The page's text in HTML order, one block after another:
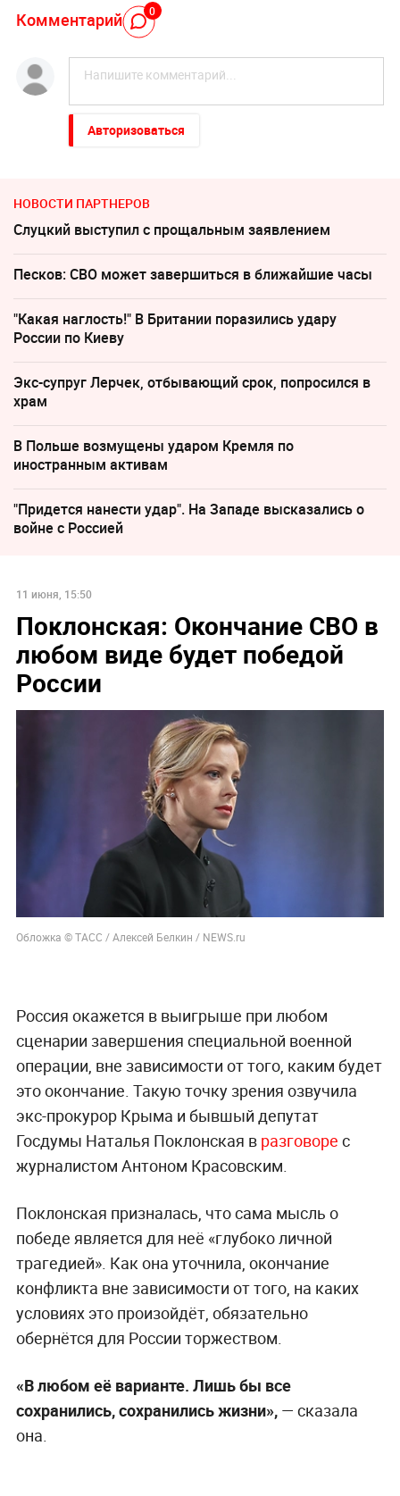
Комментарий 0
Авторизоваться
НОВОСТИ ПАРТНЕРОВ
Слуцкий выступил с прощальным заявлением
Песков: СВО может завершиться в ближайшие часы
"Какая наглость!" В Британии поразились удару
России по Киеву
Экс-супруг Лерчек, отбывающий срок, попросился в
храм
В Польше возмущены ударом Кремля по
иностранным активам
"Придется нанести удар". На Западе высказались о
войне с Россией
11 июня, 15:50
Поклонская: Окончание СВО в
любом виде будет победой
России
Обложка © ТАСС / Алексей Белкин / NEWS.ru
Россия окажется в выигрыше при любом
сценарии завершения специальной военной
операции, вне зависимости от того, каким будет
это окончание. Такую точку зрения озвучила
экс-прокурор Крыма и бывшый депутат
Госдумы Наталья Поклонская в разговоре с
журналистом Антоном Красовским.
Поклонская призналась, что сама мысль о
победе является для неё «глубоко личной
трагедией». Как она уточнила, окончание
конфликта вне зависимости от того, на каких
условиях это произойдёт, обязательно
обернётся для России торжеством.
«В любом её варианте. Лишь бы все
сохранились, сохранились жизни»,— сказала
она.